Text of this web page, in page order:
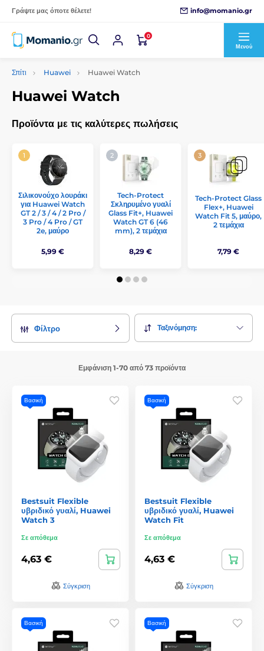
Γράψτε μας όποτε θέλετε! info@momanio.gr
0
Μενού
Σπίτι Huawei Huawei Watch
Huawei Watch
Προϊόντα με τις καλύτερες πωλήσεις
Σιλικονούχο λουράκι
για Huawei Watch
GT 2 / 3 / 4 / 2 Pro /
3 Pro / 4 Pro / GT
2e, μαύρο
5,99 €
Tech-Protect
Σκληρυμένο γυαλί
Glass Fit+, Huawei
Watch GT 6 (46
mm), 2 τεμάχια
8,29 €
Tech-Protect Glass
Flex+, Huawei
Watch Fit 5, μαύρο,
2 τεμάχια
7,79 €
Φίλτρο Ταξινόμηση:
Εμφάνιση 1-70 από 73 προϊόντα
Βασική
Bestsuit Flexible
υβριδικό γυαλί, Huawei
Watch 3
Σε απόθεμα
4,63 €
Σύγκριση
Βασική
Bestsuit Flexible
υβριδικό γυαλί, Huawei
Watch Fit
Σε απόθεμα
4,63 €
Σύγκριση
Βασική Βασική